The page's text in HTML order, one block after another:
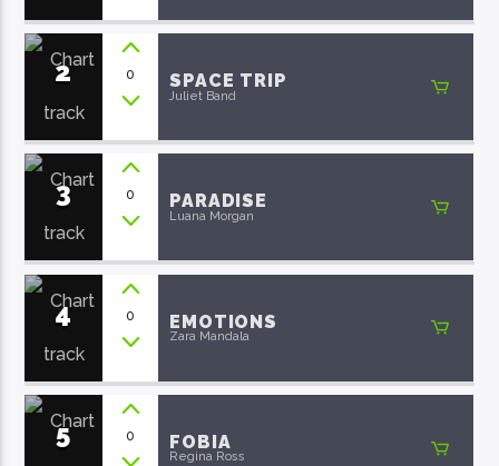
2 0 SPACE TRIP
Juliet Band
3 0 PARADISE
Luana Morgan
4 0 EMOTIONS
Zara Mandala
5 0 FOBIA
Regina Ross